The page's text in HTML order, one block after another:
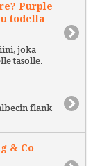
Purple
todella
joka
tasolle.
flank
& Co -